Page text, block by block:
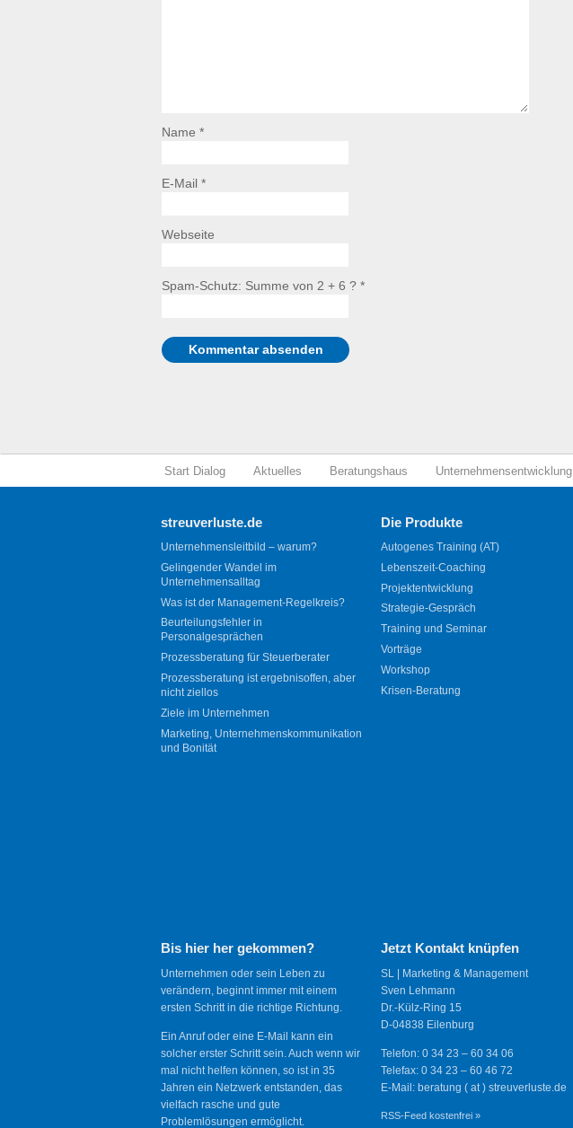
Name *
E-Mail *
Webseite
Spam-Schutz: Summe von 2 + 6 ? *
Start Dialog Aktuelles Beratungshaus Unternehmensentwicklung
streuverluste.de
Unternehmensleitbild – warum?
Gelingender Wandel im
Unternehmensalltag
Was ist der Management-Regelkreis?
Beurteilungsfehler in
Personalgesprächen
Prozessberatung für Steuerberater
Prozessberatung ist ergebnisoffen, aber
nicht ziellos
Ziele im Unternehmen
Marketing, Unternehmenskommunikation
und Bonität
Die Produkte
Autogenes Training (AT)
Lebenszeit-Coaching
Projektentwicklung
Strategie-Gespräch
Training und Seminar
Vorträge
Workshop
Krisen-Beratung
Bis hier her gekommen?
Unternehmen oder sein Leben zu
verändern, beginnt immer mit einem
ersten Schritt in die richtige Richtung.
Ein Anruf oder eine E-Mail kann ein
solcher erster Schritt sein. Auch wenn wir
mal nicht helfen können, so ist in 35
Jahren ein Netzwerk entstanden, das
vielfach rasche und gute
Problemlösungen ermöglicht.
Jetzt Kontakt knüpfen
SL | Marketing & Management
Sven Lehmann
Dr.-Külz-Ring 15
D-04838 Eilenburg
Telefon: 0 34 23 – 60 34 06
Telefax: 0 34 23 – 60 46 72
E-Mail: beratung ( at ) streuverluste.de
RSS-Feed kostenfrei »